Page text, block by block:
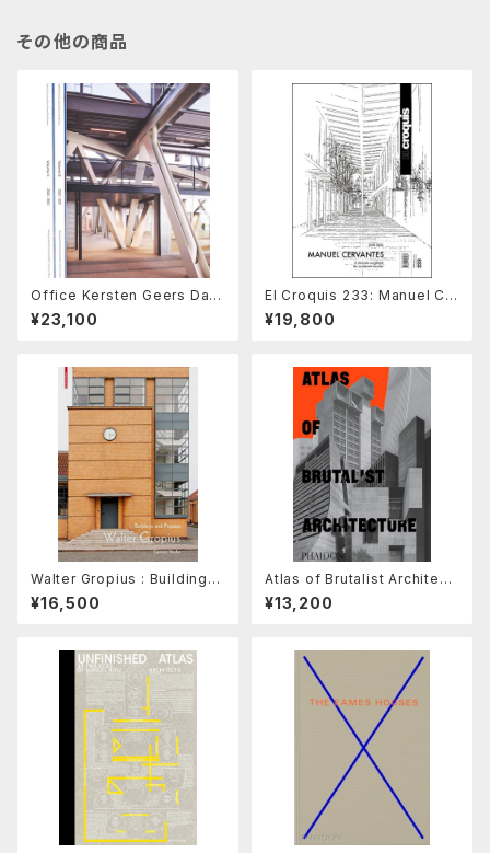
その他の商品
Office Kersten Geers Davi
d Van Severen Vol. 4, 5 & 6
¥23,100
El Croquis 233: Manuel Ce
rvantes Estudio 2018-202
6, The Accidental Classici
¥19,800
Walter Gropius : Buildings
and Projects
¥16,500
Atlas of Brutalist Architect
ure : Classic Format
¥13,200